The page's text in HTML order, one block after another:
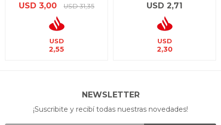
USD 3,00 USD 31,35
USD
2,55
USD 2,71
USD
2,30
NEWSLETTER
¡Suscribite y recibí todas nuestras novedades!